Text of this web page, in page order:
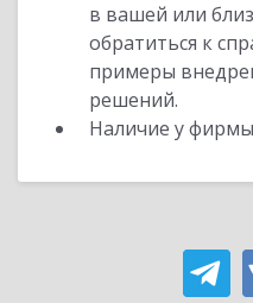
в вашей или
обратиться к
примеры
решений.
Наличие у